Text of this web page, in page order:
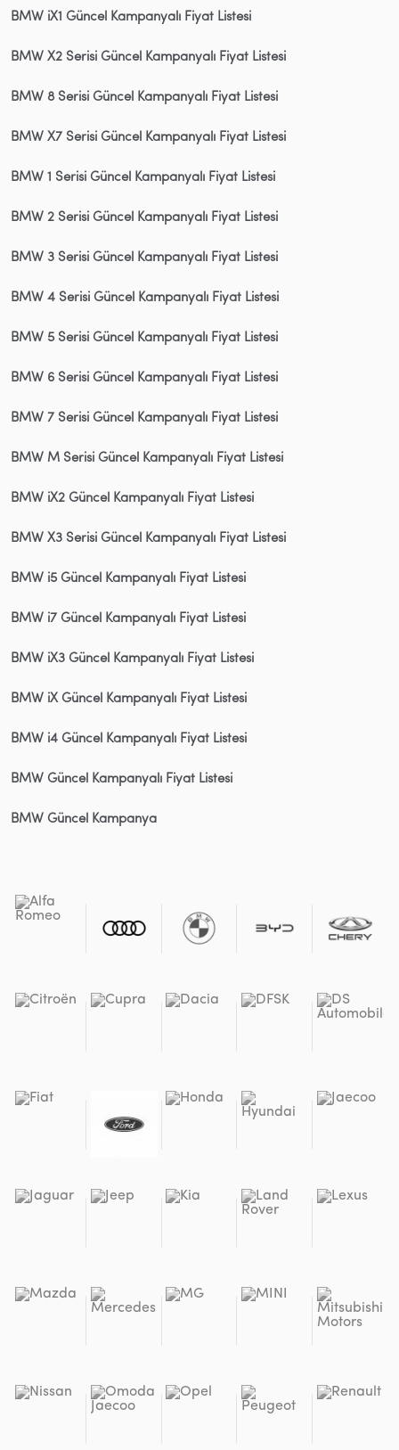
BMW iX1 Güncel Kampanyalı Fiyat Listesi
BMW X2 Serisi Güncel Kampanyalı Fiyat Listesi
BMW 8 Serisi Güncel Kampanyalı Fiyat Listesi
BMW X7 Serisi Güncel Kampanyalı Fiyat Listesi
BMW 1 Serisi Güncel Kampanyalı Fiyat Listesi
BMW 2 Serisi Güncel Kampanyalı Fiyat Listesi
BMW 3 Serisi Güncel Kampanyalı Fiyat Listesi
BMW 4 Serisi Güncel Kampanyalı Fiyat Listesi
BMW 5 Serisi Güncel Kampanyalı Fiyat Listesi
BMW 6 Serisi Güncel Kampanyalı Fiyat Listesi
BMW 7 Serisi Güncel Kampanyalı Fiyat Listesi
BMW M Serisi Güncel Kampanyalı Fiyat Listesi
BMW iX2 Güncel Kampanyalı Fiyat Listesi
BMW X3 Serisi Güncel Kampanyalı Fiyat Listesi
BMW i5 Güncel Kampanyalı Fiyat Listesi
BMW i7 Güncel Kampanyalı Fiyat Listesi
BMW iX3 Güncel Kampanyalı Fiyat Listesi
BMW iX Güncel Kampanyalı Fiyat Listesi
BMW i4 Güncel Kampanyalı Fiyat Listesi
BMW Güncel Kampanyalı Fiyat Listesi
BMW Güncel Kampanya